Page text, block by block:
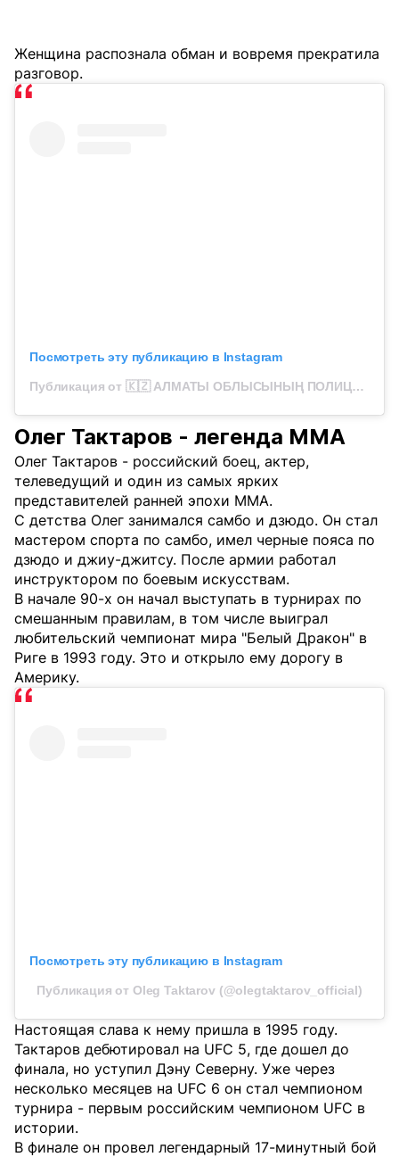
Женщина распознала обман и вовремя прекратила
разговор.
Посмотреть эту публикацию в Instagram
Публикация от 🇰🇿 АЛМАТЫ ОБЛЫСЫНЫҢ ПОЛИЦИЯСЫ (@police_almobl)
Олег Тактаров - легенда ММА
Олег Тактаров - российский боец, актер,
телеведущий и один из самых ярких
представителей ранней эпохи MMA.
С детства Олег занимался самбо и дзюдо. Он стал
мастером спорта по самбо, имел черные пояса по
дзюдо и джиу-джитсу. После армии работал
инструктором по боевым искусствам.
В начале 90-х он начал выступать в турнирах по
смешанным правилам, в том числе выиграл
любительский чемпионат мира "Белый Дракон" в
Риге в 1993 году. Это и открыло ему дорогу в
Америку.
Посмотреть эту публикацию в Instagram
Публикация от Oleg Taktarov (@olegtaktarov_official)
Настоящая слава к нему пришла в 1995 году.
Тактаров дебютировал на UFC 5, где дошел до
финала, но уступил Дэну Северну. Уже через
несколько месяцев на UFC 6 он стал чемпионом
турнира - первым российским чемпионом UFC в
истории.
В финале он провел легендарный 17-минутный бой